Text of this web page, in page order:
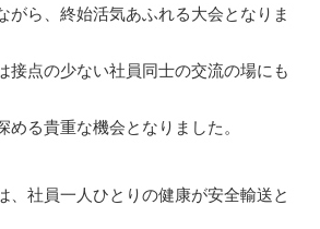
がら、終始活気あふれる大会となりま
接点の少ない社員同士の交流の場にも
る貴重な機会となりました。
、社員一人ひとりの健康が安全輸送と